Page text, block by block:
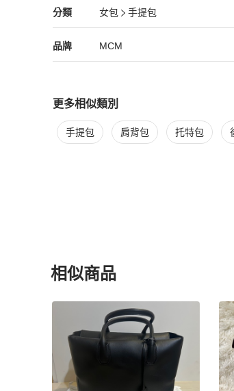
等級：BC
SKU：yk17655
狀態 :
口袋：摩擦
氣味：有存放（儲存）氣味。
其他備註：-
★ 香港地區：下單時於 PopChill 付費港幣
須支付任何費用。
【PopChill 全球購物保障】
★若商品不通過PopChill 的品質檢查和鑑
★ 鑑定將使用美國第三方權威專業鑑定機
分類
MCM 分類資訊
女包
手提包
女包/手提包推薦
品牌
MCM 女包品牌介紹
MCM
MCM 推薦清單
更多相似類別
更多MCM女包 相似商品推薦
手提包 肩背包 托特包
相似商品
更多相似MCM女包推薦精品